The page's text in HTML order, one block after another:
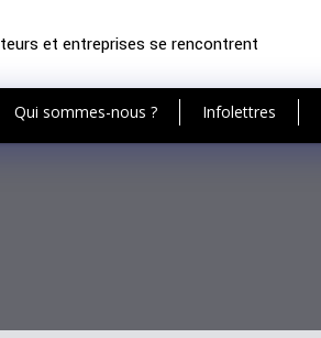
et entreprises se rencontrent
Qui sommes-nous ? Infolettres